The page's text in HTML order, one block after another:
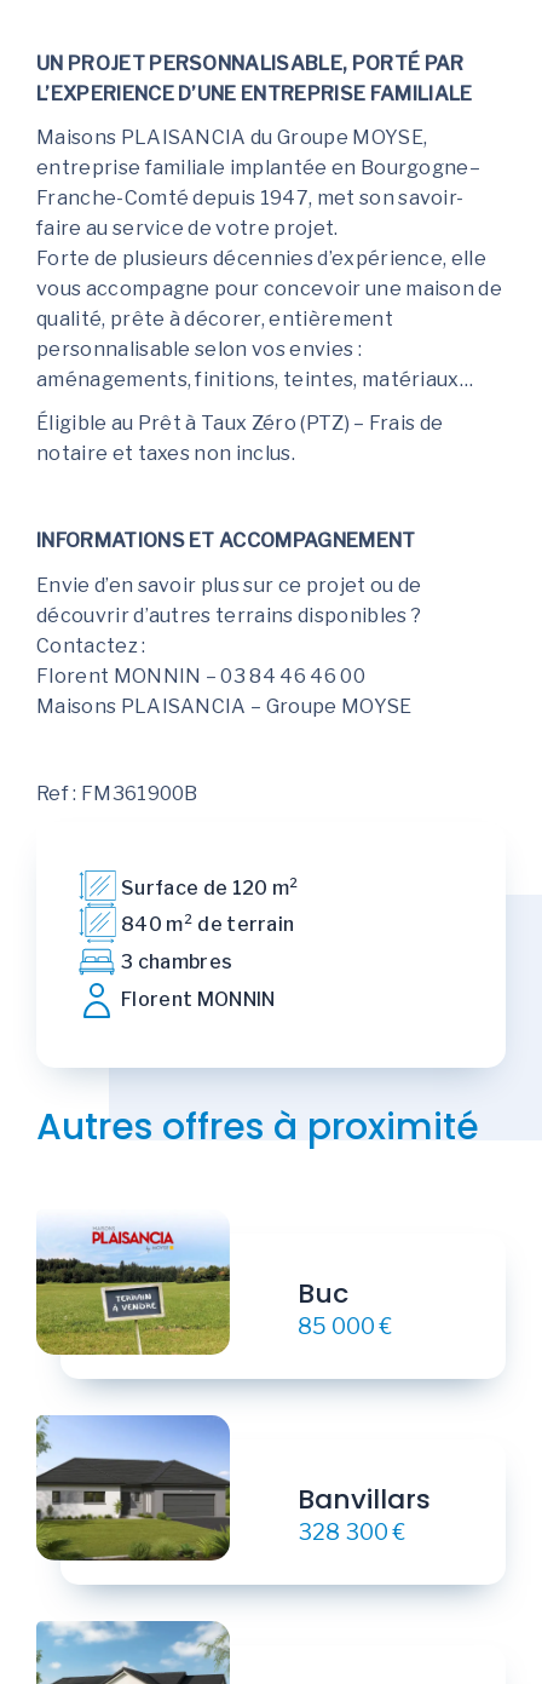
UN PROJET PERSONNALISABLE, PORTÉ PAR
L’EXPERIENCE D’UNE ENTREPRISE FAMILIALE
Maisons PLAISANCIA du Groupe MOYSE,
entreprise familiale implantée en Bourgogne–
Franche-Comté depuis 1947, met son savoir-
faire au service de votre projet.
Forte de plusieurs décennies d’expérience, elle
vous accompagne pour concevoir une maison de
qualité, prête à décorer, entièrement
personnalisable selon vos envies :
aménagements, finitions, teintes, matériaux…
Éligible au Prêt à Taux Zéro (PTZ) – Frais de
notaire et taxes non inclus.
INFORMATIONS ET ACCOMPAGNEMENT
Envie d’en savoir plus sur ce projet ou de
découvrir d’autres terrains disponibles ?
Contactez :
Florent MONNIN – 03 84 46 46 00
Maisons PLAISANCIA – Groupe MOYSE
Ref : FM361900B
Surface de 120 m²
840 m² de terrain
3 chambres
Florent MONNIN
Autres offres à proximité
Buc
85 000 €
Banvillars
328 300 €